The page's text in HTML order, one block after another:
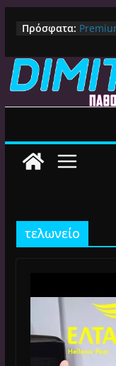
περιεχόμενο
Πρόσφατα:
Alive
Ο
και
Πλήρη
Πως
τελωνείο